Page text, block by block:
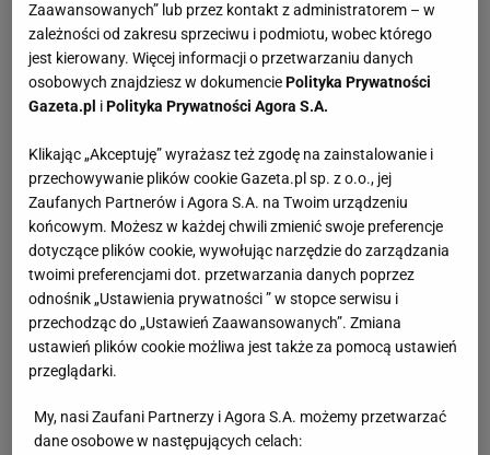
Zaawansowanych” lub przez kontakt z administratorem – w
zależności od zakresu sprzeciwu i podmiotu, wobec którego
jest kierowany. Więcej informacji o przetwarzaniu danych
osobowych znajdziesz w dokumenciePolityka Prywatności
Gazeta.pl iPolityka Prywatności Agora S.A.
Klikając „Akceptuję” wyrażasz też zgodę na zainstalowanie i
przechowywanie plików cookie Gazeta.pl sp. z o.o., jej
Zaufanych Partnerów i Agora S.A. na Twoim urządzeniu
końcowym. Możesz w każdej chwili zmienić swoje preferencje
dotyczące plików cookie, wywołując narzędzie do zarządzania
twoimi preferencjami dot. przetwarzania danych poprzez
odnośnik „Ustawienia prywatności ” w stopce serwisu i
przechodząc do „Ustawień Zaawansowanych”. Zmiana
ustawień plików cookie możliwa jest także za pomocą ustawień
przeglądarki.
My, nasi Zaufani Partnerzy i Agora S.A. możemy przetwarzać
dane osobowe w następujących celach: